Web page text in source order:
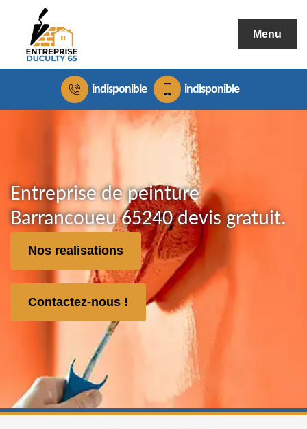
Menu
indisponible indisponible
Entreprise de peinture
Barrancoueu 65240 devis gratuit.
Nos realisations
Contactez-nous !